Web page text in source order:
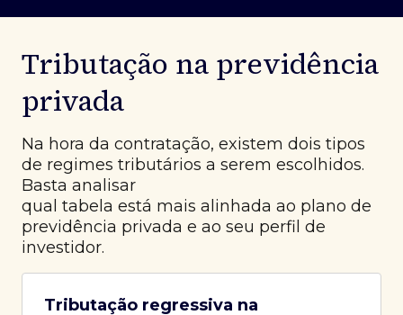
Tributação na previdência
privada
Na hora da contratação, existem dois tipos
de regimes tributários a serem escolhidos.
Basta analisar
qual tabela está mais alinhada ao plano de
previdência privada e ao seu perfil de
investidor.
Tributação regressiva na